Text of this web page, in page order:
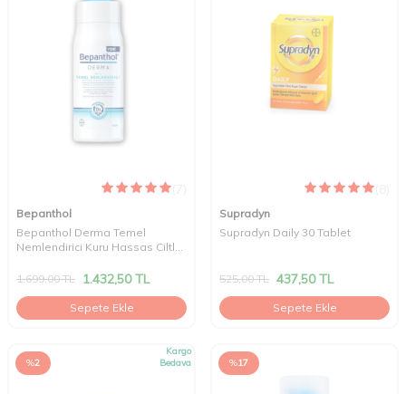
Bepanthol
Bepanthol Derma Temel
Nemlendirici Kuru Hassas Ciltler
1.699,00TL 1.432,50TL
Sepete Ekle
Supradyn
Supradyn Daily 30 Tablet
525,00TL 437,50TL
Sepete Ekle
%2
Kargo
Bedava
%17